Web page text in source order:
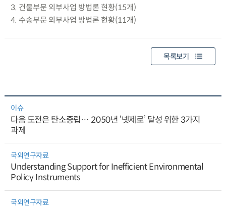
3. 건물부문 외부사업 방법론 현황(15개)
4. 수송부문 외부사업 방법론 현황(11개)
목록보기
이슈
다음 도전은 탄소중립… 2050년 ‘넷제로’ 달성 위한 3가지
과제
국외연구자료
Understanding Support for Inefficient Environmental
Policy Instruments
국외연구자료